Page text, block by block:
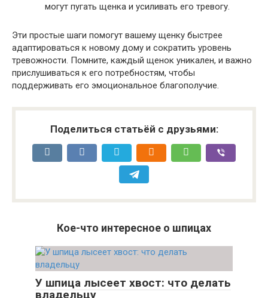
могут пугать щенка и усиливать его тревогу.
Эти простые шаги помогут вашему щенку быстрее
адаптироваться к новому дому и сократить уровень
тревожности. Помните, каждый щенок уникален, и важно
прислушиваться к его потребностям, чтобы
поддерживать его эмоциональное благополучие.
Поделиться статьёй с друзьями:
Кое-что интересное о шпицах
У шпица лысеет хвост: что делать
владельцу